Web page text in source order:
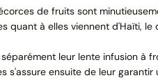
de fruits sont
quant à elles viennent d'Haïti, le
leur lente infusion à
s'assure ensuite de leur